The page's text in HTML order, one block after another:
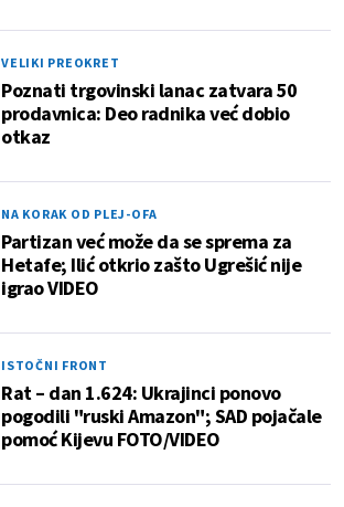
VELIKI PREOKRET
Poznati trgovinski lanac zatvara 50
prodavnica: Deo radnika već dobio
otkaz
NA KORAK OD PLEJ-OFA
Partizan već može da se sprema za
Hetafe; Ilić otkrio zašto Ugrešić nije
igrao VIDEO
ISTOČNI FRONT
Rat – dan 1.624: Ukrajinci ponovo
pogodili "ruski Amazon"; SAD pojačale
pomoć Kijevu FOTO/VIDEO